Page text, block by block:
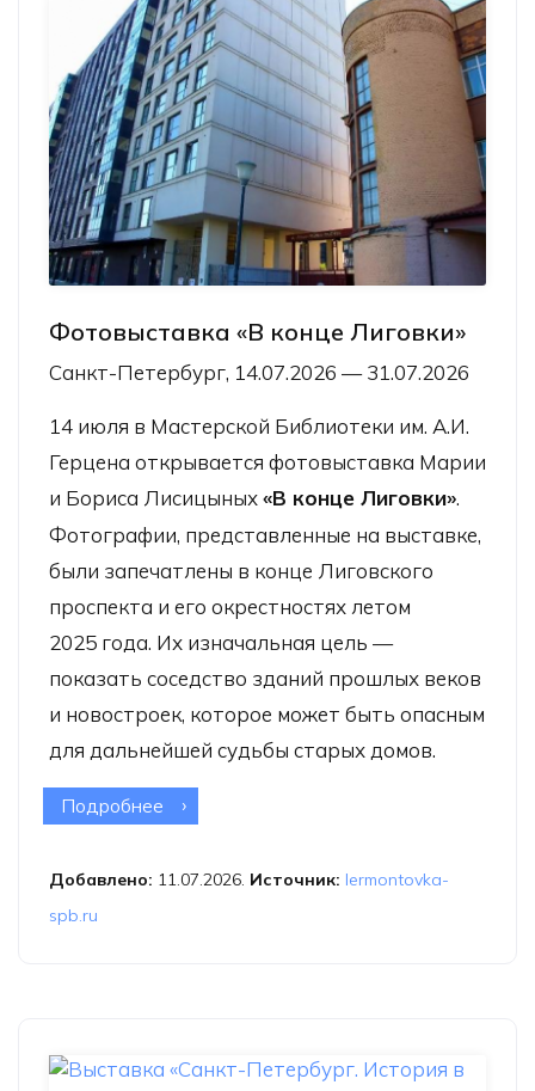
Фотовыставка «В конце Лиговки»
Санкт-Петербург, 14.07.2026 — 31.07.2026
14 июля в Мастерской Библиотеки им. А.И.
Герцена открывается фотовыставка Марии
и Бориса Лисицыных«В конце Лиговки».
Фотографии, представленные на выставке,
были запечатлены в конце Лиговского
проспекта и его окрестностях летом
2025 года. Их изначальная цель —
показать соседство зданий прошлых веков
и новостроек, которое может быть опасным
для дальнейшей судьбы старых домов.
Подробнее о Фотовыставка «В конце Лиговки»
Добавлено: 11.07.2026. Источник: lermontovka-
spb.ru